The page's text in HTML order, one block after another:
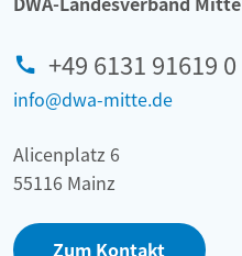
+49 6131 91619 0
info@dwa-mitte.de
Alicenplatz 6
55116 Mainz
Zum Kontakt